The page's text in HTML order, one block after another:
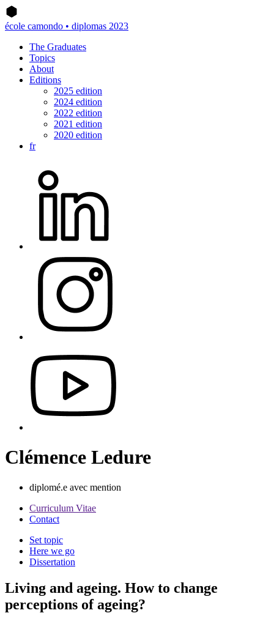
école camondo • diplomas 2023
The Graduates
Topics
About
Editions
2025 edition
2024 edition
2022 edition
2021 edition
2020 edition
fr
Clémence Ledure
diplomé.e avec mention
Curriculum Vitae
Contact
Set topic
Here we go
Dissertation
Living and ageing. How to change
perceptions of ageing?